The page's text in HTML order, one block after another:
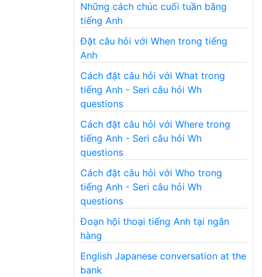
Những cách chúc cuối tuần bằng
tiếng Anh
Đặt câu hỏi với When trong tiếng
Anh
Cách đặt câu hỏi với What trong
tiếng Anh - Seri câu hỏi Wh
questions
Cách đặt câu hỏi với Where trong
tiếng Anh - Seri câu hỏi Wh
questions
Cách đặt câu hỏi với Who trong
tiếng Anh - Seri câu hỏi Wh
questions
Đoạn hội thoại tiếng Anh tại ngân
hàng
English Japanese conversation at the
bank